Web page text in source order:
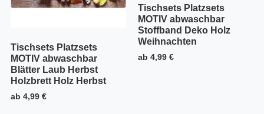
Tischsets Platzsets
MOTIV abwaschbar
Blätter Laub Herbst
Holzbrett Holz Herbst
ab 4,99 €
Tischsets Platzsets
MOTIV abwaschbar
Stoffband Deko Holz
Weihnachten
ab 4,99 €